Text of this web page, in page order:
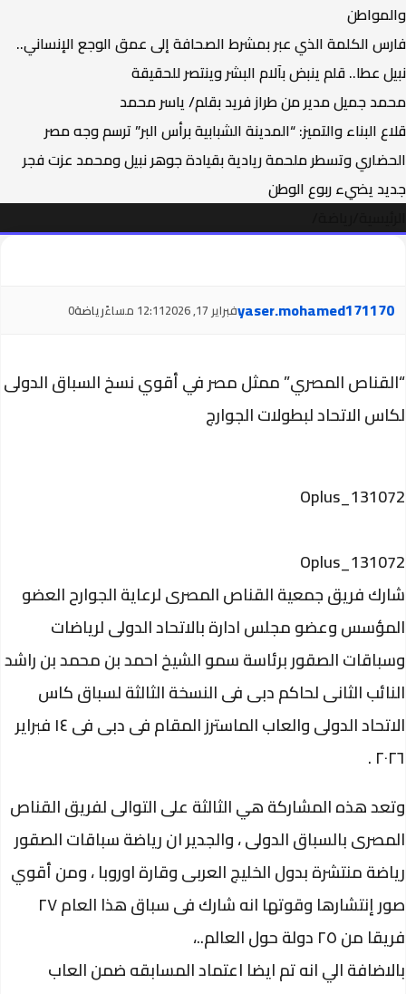
والمواطن
فارس الكلمة الذي عبر بمشرط الصحافة إلى عمق الوجع الإنساني..
نبيل عطا.. قلم ينبض بآلام البشر وينتصر للحقيقة
محمد جميل مدير من طراز فريد ​بقلم/ ياسر محمد
قلاع البناء والتميز: “المدينة الشبابية برأس البر” ترسم وجه مصر
الحضاري وتسطر ملحمة ريادية بقيادة جوهر نبيل ومحمد عزت ​فجر
جديد يضيء ربوع الوطن
yaser.mohamed171170فبراير 17, 2026 12:11 مساءً رياضة0
“القناص المصري” ممثل مصر في أقوي نسخ السباق الدولى
لكاس الاتحاد لبطولات الجوارج
Oplus_131072
Oplus_131072
شارك فريق جمعية القناص المصرى لرعاية الجوارح العضو
المؤسس وعضو مجلس ادارة بالاتحاد الدولى لرياضات
وسباقات الصقور برئاسة سمو الشيخ احمد بن محمد بن راشد
النائب الثانى لحاكم دبى فى النسخة الثالثة لسباق كاس
الاتحاد الدولى والعاب الماسترز المقام فى دبى فى ١٤ فبراير
٢٠٢٦ .
وتعد هذه المشاركة هي الثالثة على التوالى لفريق القناص
المصرى بالسباق الدولى ، والجدير ان رياضة سباقات الصقور
رياضة منتشرة بدول الخليج العربى وقارة اوروبا ، ومن أقوي
صور إنتشارها وقوتها انه شارك فى سباق هذا العام ٢٧
فريقا من ٢٥ دولة حول العالم..،
بالاضافة الي انه تم ايضا اعتماد المسابقه ضمن العاب